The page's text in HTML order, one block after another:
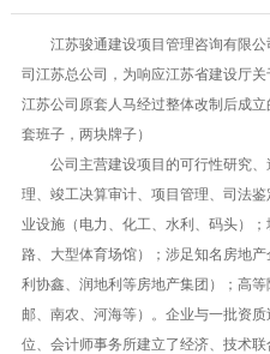
江苏骏通建设项目管理咨询有限
司江苏总公司，为响应江苏省建设厅
江苏公司原套人马经过整体改制后成
套班子，两块牌子）
公司主营建设项目的可行性研究
理、竣工决算审计、项目管理、司法
业设施（电力、化工、水利、码头）
路、大型体育场馆）；涉足知名房地
利协鑫、润地利等房地产集团）；高
邮、南农、河海等）。企业与一批资
位、会计师事务所建立了经济、技术